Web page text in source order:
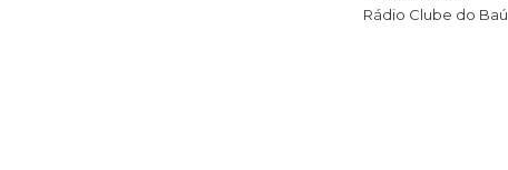
Rádio Clube do Baú